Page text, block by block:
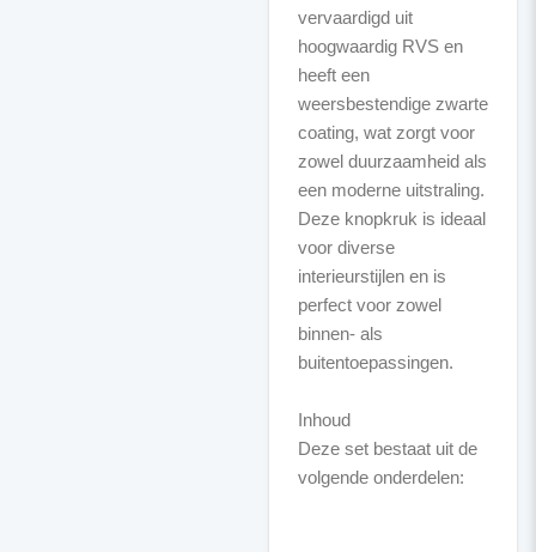
vervaardigd uit
hoogwaardig RVS en
heeft een
weersbestendige zwarte
coating, wat zorgt voor
zowel duurzaamheid als
een moderne uitstraling.
Deze knopkruk is ideaal
voor diverse
interieurstijlen en is
perfect voor zowel
binnen- als
buitentoepassingen.
Inhoud
Deze set bestaat uit de
volgende onderdelen: